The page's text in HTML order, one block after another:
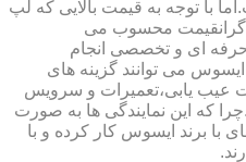
با توجه به قیمت بالایی که لپ
گرانقیمت محسوب می
حرفه ای و تخصصی انجام
می توانند گزینه های
عیب یابی،تعمیرات و سرویس
که این نمایندگی ها به صورت
برند ایسوس کار کرده و با